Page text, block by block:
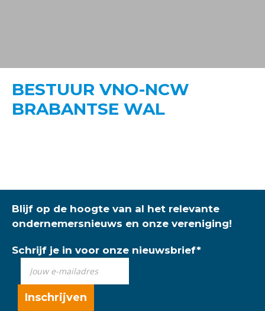
BESTUUR VNO-NCW
BRABANTSE WAL
Blijf op de hoogte van al het relevante
ondernemersnieuws en onze vereniging!
Schrijf je in voor onze nieuwsbrief*